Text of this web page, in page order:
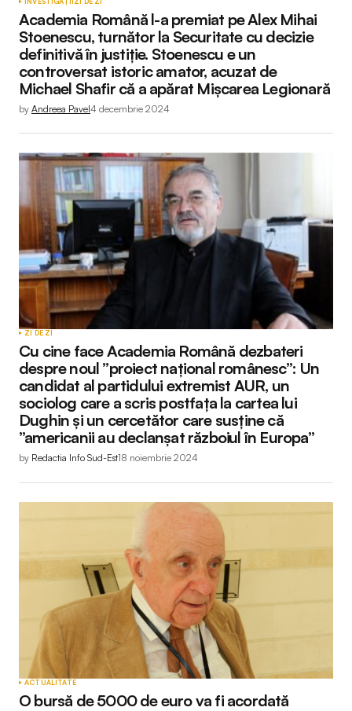
Academia Română l-a premiat pe Alex Mihai
Stoenescu, turnător la Securitate cu decizie
definitivă în justiție. Stoenescu e un
controversat istoric amator, acuzat de
Michael Shafir că a apărat Mișcarea Legionară
by Andreea Pavel4 decembrie 2024
ZI DE ZI
Cu cine face Academia Română dezbateri
despre noul ”proiect național românesc”: Un
candidat al partidului extremist AUR, un
sociolog care a scris postfața la cartea lui
Dughin și un cercetător care susține că
”americanii au declanșat războiul în Europa”
by Redactia Info Sud-Est18 noiembrie 2024
ACTUALITATE
O bursă de 5000 de euro va fi acordată